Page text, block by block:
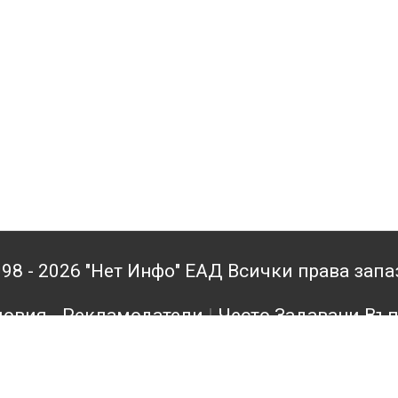
- 2026 "Нет Инфо" ЕАД Всички права
- Рекламодатели|Често Задавани